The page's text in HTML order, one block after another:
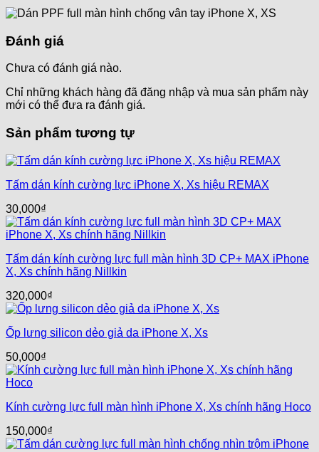
Đánh giá
Chưa có đánh giá nào.
Chỉ những khách hàng đã đăng nhập và mua sản phẩm này
mới có thể đưa ra đánh giá.
Sản phẩm tương tự
Tấm dán kính cường lực iPhone X, Xs hiệu REMAX
30,000₫
Tấm dán kính cường lực full màn hình 3D CP+ MAX iPhone
X, Xs chính hãng Nillkin
320,000₫
Ốp lưng silicon dẻo giả da iPhone X, Xs
50,000₫
Kính cường lực full màn hình iPhone X, Xs chính hãng Hoco
150,000₫